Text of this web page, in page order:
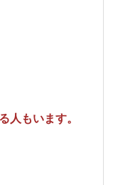
人もいます。